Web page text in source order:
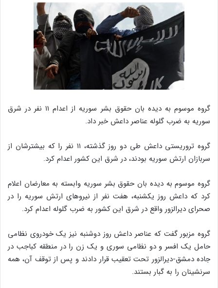
گروه موسوم به دیده بان حقوق بشر سوریه از اعدام ۱۱ نفر در شرق
سوریه به ضرب گلوله عناصر داعش خبر داد.
گروه تروریستی داعش طی دو روز گذشته، ۱۱ نفر را که بیشترشان از
سربازان ارتش سوریه بودند، در شرق این کشور اعدام کرد.
گروه موسوم به دیده بان حقوق بشر سوریه وابسته به معارضان اعلام
کرد که داعش روز یکشنبه، هفت نفر از نیروهای ارتش سوریه را در
صحرای دیرالزور واقع در شرق این کشور به ضرب گلوله اعدام کرد.
گروه مزبور گفت که عناصر داعش روز دوشنبه نیز یک خودروی نظامی
حامل یک افسر و دو نظامی سوری و یک زن را در منطقه کباجب در
جاده دمشق-دیرالزور تحت تعقیب قرار دادند و پس از توقف آن، همه
سرنشینان را به گبار بستند.